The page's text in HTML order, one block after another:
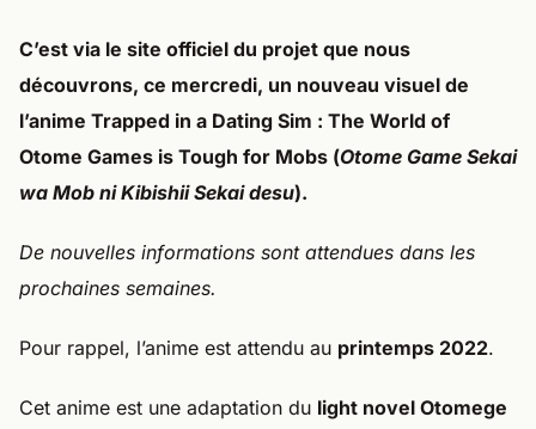
C’est via le site officiel du projet que nous
découvrons, ce mercredi, un nouveau visuel de
l’anime Trapped in a Dating Sim : The World of
Otome Games is Tough for Mobs (Otome Game Sekai
wa Mob ni Kibishii Sekai desu).
De nouvelles informations sont attendues dans les
prochaines semaines.
Pour rappel, l’anime est attendu au printemps 2022.
Cet anime est une adaptation du light novel Otomege